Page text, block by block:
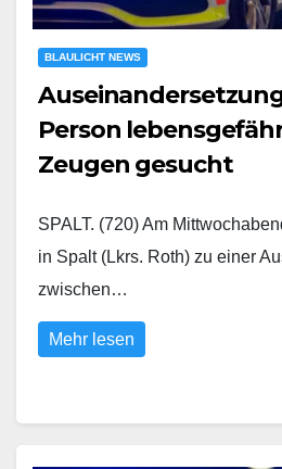
BLAULICHT NEWS
Person
Zeugen gesucht
SPALT. (720) Am
in Spalt (Lkrs. Roth) zu einer
zwischen…
Mehr lesen